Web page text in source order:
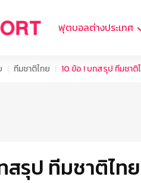
ฟุตบอลต่างประเทศ
ทีมชาติไทย 10 ข้อ ! บทสรุป ทีมชา
สรุป ทีมชาติไท